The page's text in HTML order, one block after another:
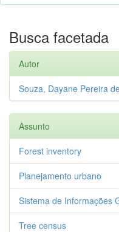
Busca facetada
Autor
Souza, Dayane Pereira
Assunto
Forest inventory
Planejamento urbano
Sistema de Informações
Tree census